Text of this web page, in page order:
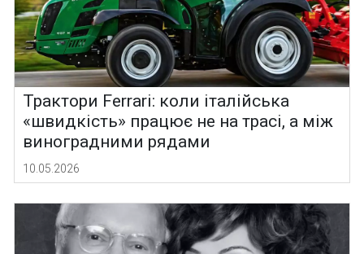
Трактори Ferrari: коли італійська
«швидкість» працює не на трасі, а між
виноградними рядами
10.05.2026